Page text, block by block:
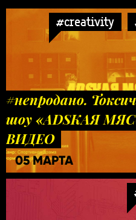
#creativity
#непродано.
шоу «ADSКАЯ
ВИДЕО
05 МАРТА